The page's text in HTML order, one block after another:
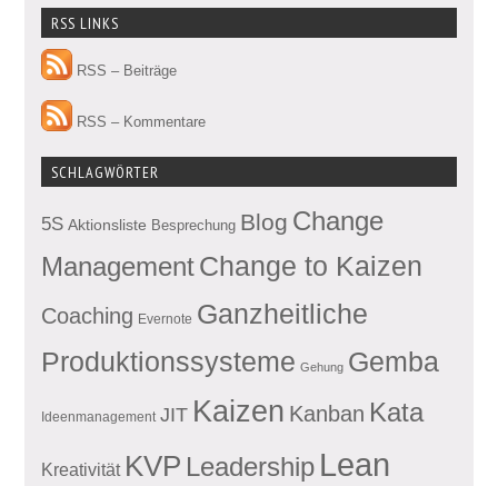
RSS LINKS
RSS – Beiträge
RSS – Kommentare
SCHLAGWÖRTER
5S Aktionsliste Besprechung Blog Change
ManagementChange to Kaizen
Coaching Evernote Ganzheitliche
Produktionssysteme Gehung Gemba
Ideenmanagement JIT Kaizen Kanban Kata
Kreativität KVP Leadership Lean